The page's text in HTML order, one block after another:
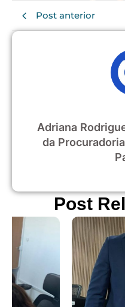
Post anterior
Adriana
da
Post